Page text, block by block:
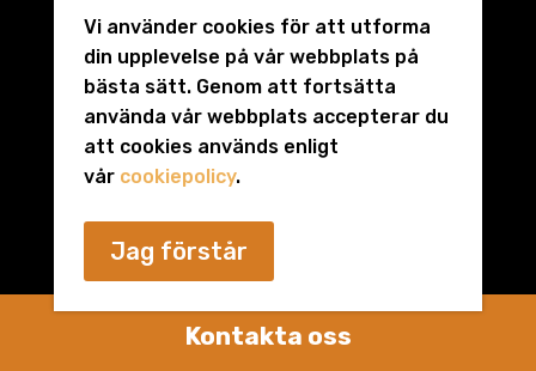
011-442 09 90
Producerad av
Kontakta oss
Vi använder cookies för att utforma
din upplevelse på vår webbplats på
bästa sätt. Genom att fortsätta
använda vår webbplats accepterar du
att cookies används enligt
vår cookiepolicy.
Jag förstår